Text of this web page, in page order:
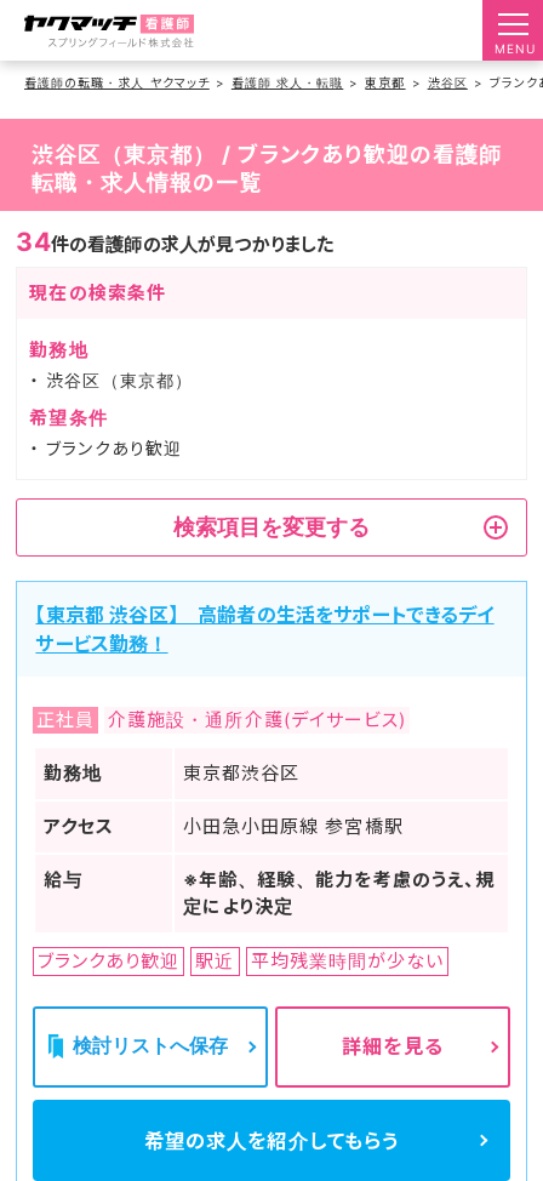
MENU
看護師の転職・求人 ヤクマッチ 看護師 求人・転職 東京都 渋谷区 ブランク
渋谷区（東京都） / ブランクあり歓迎の看護師
転職・求人情報の一覧
34件の看護師の求人が見つかりました
現在の検索条件
勤務地
渋谷区（東京都）
希望条件
ブランクあり歓迎
検索項目を変更する
【東京都 渋谷区】 高齢者の生活をサポートできるデイ
サービス勤務！
正社員 介護施設・通所介護(デイサービス)
勤務地 東京都渋谷区
アクセス 小田急小田原線 参宮橋駅
給与
※年齢、経験、能力を考慮のうえ、規
定により決定
ブランクあり歓迎 駅近 平均残業時間が少ない
検討リストへ保存 詳細を見る
希望の求人を紹介してもらう